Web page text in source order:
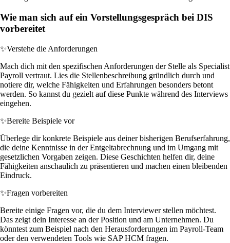
Wie man sich auf ein Vorstellungsgespräch bei DIS
vorbereitet
✨Verstehe die Anforderungen
Mach dich mit den spezifischen Anforderungen der Stelle als Specialist
Payroll vertraut. Lies die Stellenbeschreibung gründlich durch und
notiere dir, welche Fähigkeiten und Erfahrungen besonders betont
werden. So kannst du gezielt auf diese Punkte während des Interviews
eingehen.
✨Bereite Beispiele vor
Überlege dir konkrete Beispiele aus deiner bisherigen Berufserfahrung,
die deine Kenntnisse in der Entgeltabrechnung und im Umgang mit
gesetzlichen Vorgaben zeigen. Diese Geschichten helfen dir, deine
Fähigkeiten anschaulich zu präsentieren und machen einen bleibenden
Eindruck.
✨Fragen vorbereiten
Bereite einige Fragen vor, die du dem Interviewer stellen möchtest.
Das zeigt dein Interesse an der Position und am Unternehmen. Du
könntest zum Beispiel nach den Herausforderungen im Payroll-Team
oder den verwendeten Tools wie SAP HCM fragen.